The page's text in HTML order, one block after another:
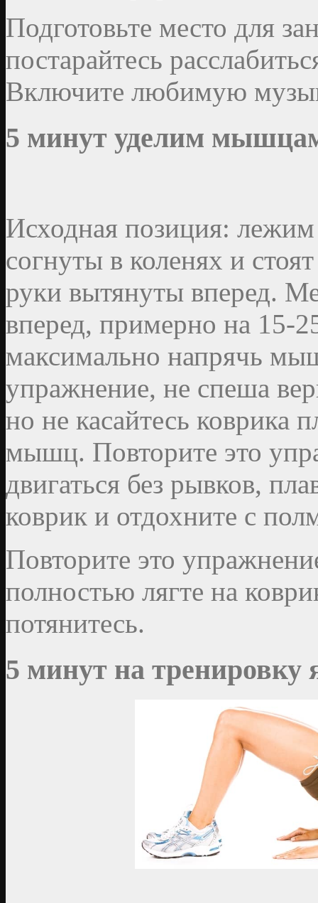
Подготовьте место для
постарайтесь
Включите любимую
5 минут уделим
Исходная позиция:
согнуты в коленях и
руки вытянуты вперед.
вперед, примерно на 15-
максимально напрячь
упражнение, не спеша
но не касайтесь коврика
мышц. Повторите это
двигаться без рывков,
коврик и отдохните с
Повторите это
полностью лягте на
потянитесь.
5 минут на